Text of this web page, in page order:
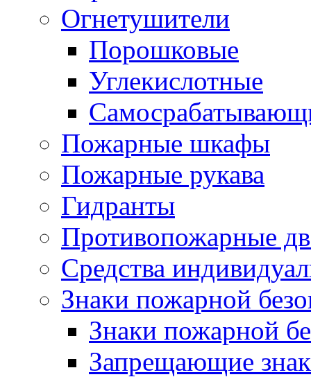
Огнетушители
Порошковые
Углекислотные
Пожарные шкафы
Пожарные рукава
Гидранты
Противопожарные
Средства
Знаки пожарной
Знаки пожарной
Запрещающие